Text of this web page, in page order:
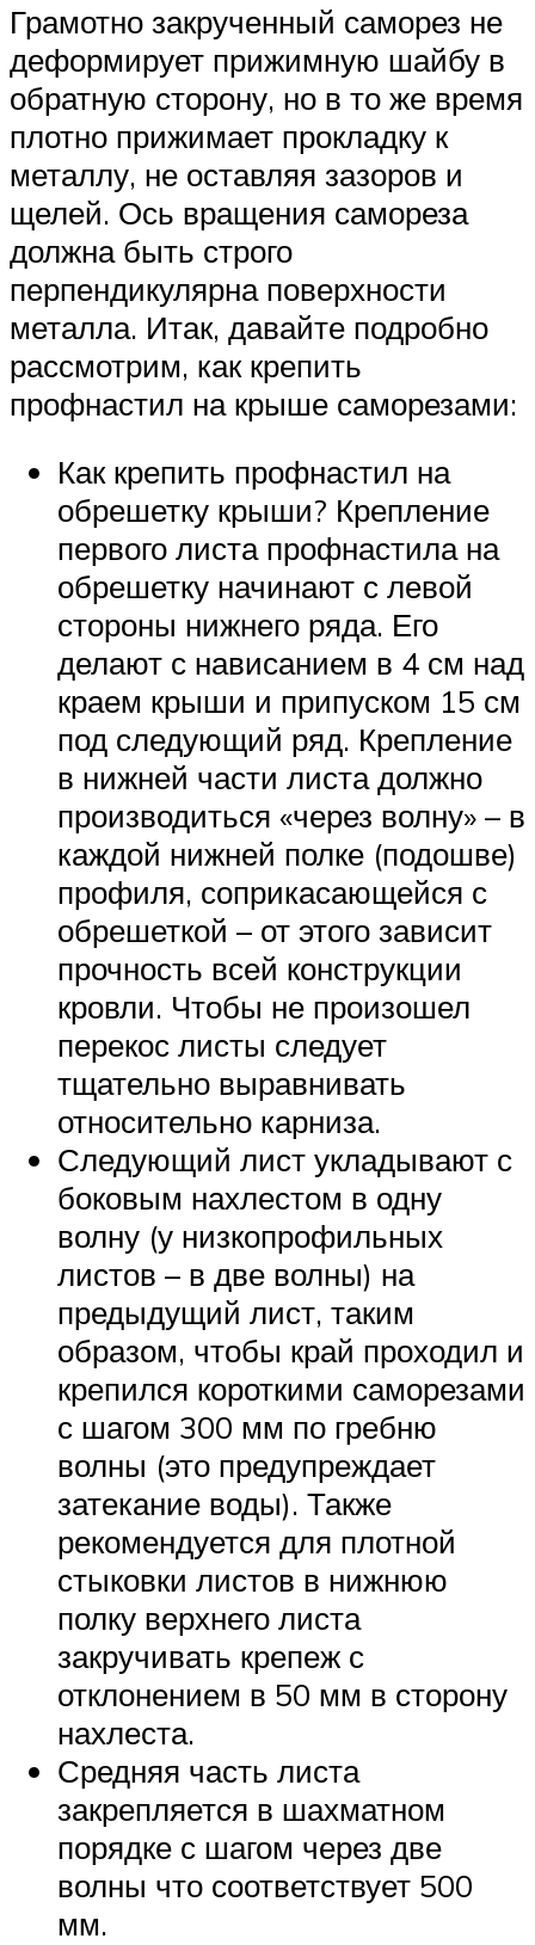
Грамотно закрученный саморез не
деформирует прижимную шайбу в
обратную сторону, но в то же время
плотно прижимает прокладку к
металлу, не оставляя зазоров и
щелей. Ось вращения самореза
должна быть строго
перпендикулярна поверхности
металла. Итак, давайте подробно
рассмотрим, как крепить
профнастил на крыше саморезами:
Как крепить профнастил на
обрешетку крыши? Крепление
первого листа профнастила на
обрешетку начинают с левой
стороны нижнего ряда. Его
делают с нависанием в 4 см над
краем крыши и припуском 15 см
под следующий ряд. Крепление
в нижней части листа должно
производиться «через волну» – в
каждой нижней полке (подошве)
профиля, соприкасающейся с
обрешеткой – от этого зависит
прочность всей конструкции
кровли. Чтобы не произошел
перекос листы следует
тщательно выравнивать
относительно карниза.
Следующий лист укладывают с
боковым нахлестом в одну
волну (у низкопрофильных
листов – в две волны) на
предыдущий лист, таким
образом, чтобы край проходил и
крепился короткими саморезами
с шагом 300 мм по гребню
волны (это предупреждает
затекание воды). Также
рекомендуется для плотной
стыковки листов в нижнюю
полку верхнего листа
закручивать крепеж с
отклонением в 50 мм в сторону
нахлеста.
Средняя часть листа
закрепляется в шахматном
порядке с шагом через две
волны что соответствует 500
мм.